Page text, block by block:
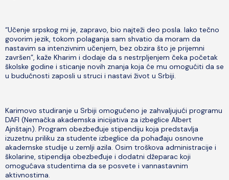
“Učenje srpskog mi je, zapravo, bio najteži deo posla. Iako tečno
govorim jezik, tokom polaganja sam shvatio da moram da
nastavim sa intenzivnim učenjem, bez obzira što je prijemni
završen”, kaže Kharim i dodaje da s nestrpljenjem čeka početak
školske godine i sticanje novih znanja koja će mu omogućiti da se
u budućnosti zaposli u struci i nastavi život u Srbiji.
Karimovo studiranje u Srbiji omogućeno je zahvaljujući programu
DAFI (Nemačka akademska inicijativa za izbeglice Albert
Ajnštajn). Program obezbeđuje stipendiju koja predstavlja
izuzetnu priliku za studente izbeglice da pohađaju osnovne
akademske studije u zemlji azila. Osim troškova administracije i
školarine, stipendija obezbeđuje i dodatni džeparac koji
omogućava studentima da se posvete i vannastavnim
aktivnostima.